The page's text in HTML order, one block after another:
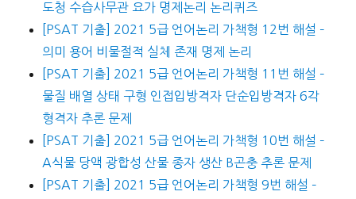
도청 수습사무관 요가 명제논리 논리퀴즈
[PSAT 기출] 2021 5급 언어논리 가책형 12번 해설 –
의미 용어 비물절적 실체 존재 명제 논리
[PSAT 기출] 2021 5급 언어논리 가책형 11번 해설 –
물질 배열 상태 구형 인접입방격자 단순입방격자 6각
형격자 추론 문제
[PSAT 기출] 2021 5급 언어논리 가책형 10번 해설 –
A식물 당액 광합성 산물 종자 생산 B곤충 추론 문제
[PSAT 기출] 2021 5급 언어논리 가책형 9번 해설 –